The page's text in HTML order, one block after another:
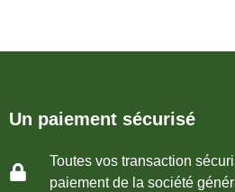
Un paiement sécurisé
Toutes vos transaction
paiement de la société